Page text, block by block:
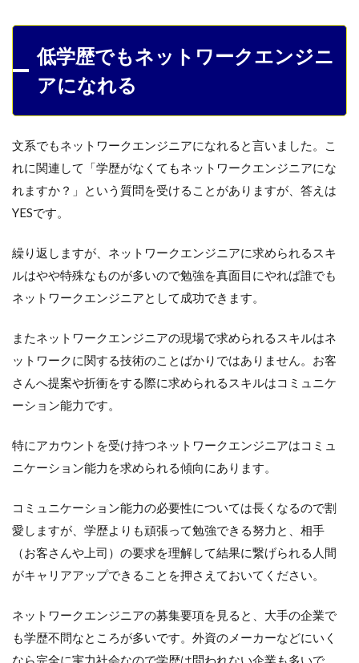
低学歴でもネットワークエンジニ
アになれる
文系でもネットワークエンジニアになれると言いました。こ
れに関連して「学歴がなくてもネットワークエンジニアにな
れますか？」という質問を受けることがありますが、答えは
YESです。
繰り返しますが、ネットワークエンジニアに求められるスキ
ルはやや特殊なものが多いので勉強を真面目にやれば誰でも
ネットワークエンジニアとして成功できます。
またネットワークエンジニアの現場で求められるスキルはネ
ットワークに関する技術のことばかりではありません。お客
さんへ提案や折衝をする際に求められるスキルはコミュニケ
ーション能力です。
特にアカウントを受け持つネットワークエンジニアはコミュ
ニケーション能力を求められる傾向にあります。
コミュニケーション能力の必要性については長くなるので割
愛しますが、学歴よりも頑張って勉強できる努力と、相手
（お客さんや上司）の要求を理解して結果に繋げられる人間
がキャリアアップできることを押さえておいてください。
ネットワークエンジニアの募集要項を見ると、大手の企業で
も学歴不問なところが多いです。外資のメーカーなどにいく
なら完全に実力社会なので学歴は問われない企業も多いで